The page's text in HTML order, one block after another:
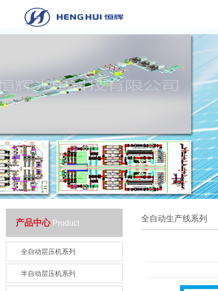
产品中心Product
全自动层压机系列
半自动层压机系列
全自动生产线系列